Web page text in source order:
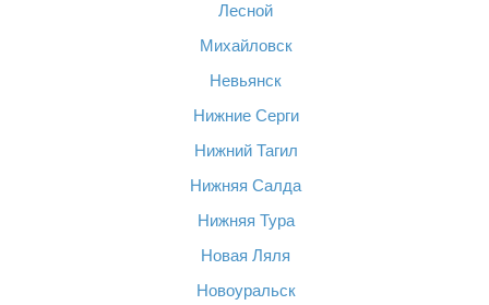
Лесной
Михайловск
Невьянск
Нижние Серги
Нижний Тагил
Нижняя Салда
Нижняя Тура
Новая Ляля
Новоуральск